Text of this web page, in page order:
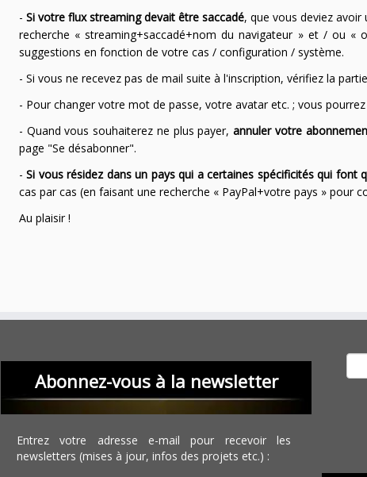
- Si votre flux streaming devait être saccadé, que vous deviez
recherche « streaming+saccadé+nom du navigateur » et / ou
suggestions en fonction de votre cas / configuration / système.
- Si vous ne recevez pas de mail suite à l'inscription, vérifiez la
- Pour changer votre mot de passe, votre avatar etc. ; vous
- Quand vous souhaiterez ne plus payer,annuler votre
page "Se désabonner".
-Si vous résidez dans un pays qui a certaines spécificités qui
cas par cas (en faisant une recherche « PayPal+votre pays » pour
Au plaisir !
Abonnez-vous à la newsletter
Entrez votre adresse e-mail pour recevoir les
newsletters (mises à jour, infos des projets etc.) :